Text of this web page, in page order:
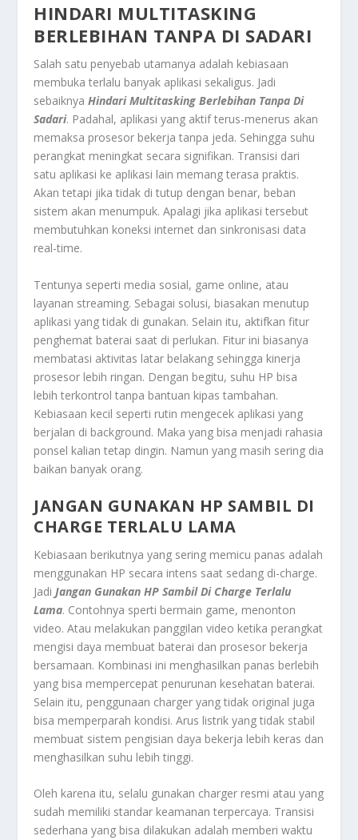
HINDARI MULTITASKING
BERLEBIHAN TANPA DI SADARI
Salah satu penyebab utamanya adalah kebiasaan
membuka terlalu banyak aplikasi sekaligus. Jadi
sebaiknyaHindari Multitasking Berlebihan Tanpa Di
Sadari. Padahal, aplikasi yang aktif terus-menerus akan
memaksa prosesor bekerja tanpa jeda. Sehingga suhu
perangkat meningkat secara signifikan. Transisi dari
satu aplikasi ke aplikasi lain memang terasa praktis.
Akan tetapi jika tidak di tutup dengan benar, beban
sistem akan menumpuk. Apalagi jika aplikasi tersebut
membutuhkan koneksi internet dan sinkronisasi data
real-time.
Tentunya seperti media sosial, game online, atau
layanan streaming. Sebagai solusi, biasakan menutup
aplikasi yang tidak di gunakan. Selain itu, aktifkan fitur
penghemat baterai saat di perlukan. Fitur ini biasanya
membatasi aktivitas latar belakang sehingga kinerja
prosesor lebih ringan. Dengan begitu, suhu HP bisa
lebih terkontrol tanpa bantuan kipas tambahan.
Kebiasaan kecil seperti rutin mengecek aplikasi yang
berjalan di background. Maka yang bisa menjadi rahasia
ponsel kalian tetap dingin. Namun yang masih sering dia
baikan banyak orang.
JANGAN GUNAKAN HP SAMBIL DI
CHARGE TERLALU LAMA
Kebiasaan berikutnya yang sering memicu panas adalah
menggunakan HP secara intens saat sedang di-charge.
JadiJangan Gunakan HP Sambil Di Charge Terlalu
Lama. Contohnya sperti bermain game, menonton
video. Atau melakukan panggilan video ketika perangkat
mengisi daya membuat baterai dan prosesor bekerja
bersamaan. Kombinasi ini menghasilkan panas berlebih
yang bisa mempercepat penurunan kesehatan baterai.
Selain itu, penggunaan charger yang tidak original juga
bisa memperparah kondisi. Arus listrik yang tidak stabil
membuat sistem pengisian daya bekerja lebih keras dan
menghasilkan suhu lebih tinggi.
Oleh karena itu, selalu gunakan charger resmi atau yang
sudah memiliki standar keamanan terpercaya. Transisi
sederhana yang bisa dilakukan adalah memberi waktu